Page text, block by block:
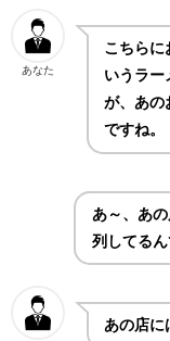
あなた
こちらに
いうラー
が、あの
ですね。
あ～、あ
列してるん
あの店に